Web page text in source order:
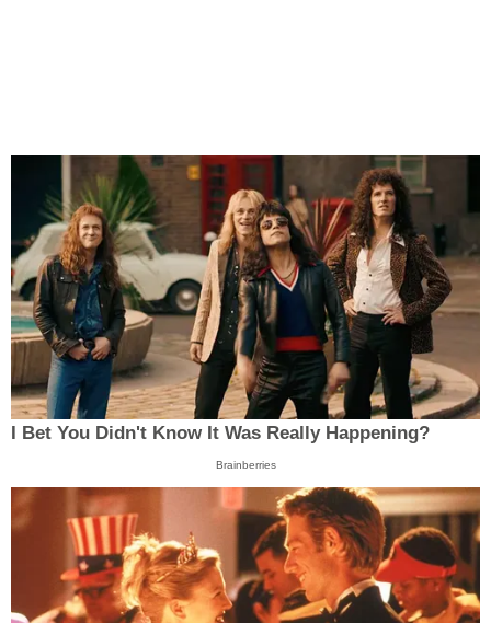
I Bet You Didn't Know It Was Really Happening?
Brainberries